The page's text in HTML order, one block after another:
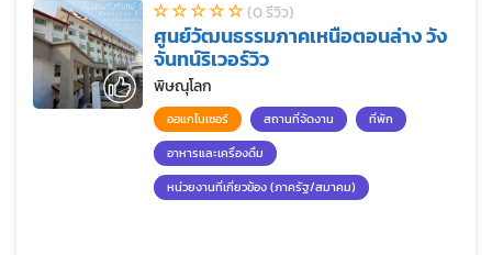
(0 รีวิว)
ศูนย์วัฒนธรรมภาคเหนือตอนล่าง วัง
จันทน์ริเวอร์วิว
พิษณุโลก
ออแกไนเซอร์ สถานที่จัดงาน
ที่พัก
อาหารและเครื่องดื่ม
หน่วยงานที่เกี่ยวข้อง (ภาครัฐ/สมาคม)